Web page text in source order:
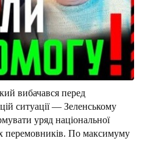
вибачався перед
ситуації — Зеленському
уряд національної
перемовників. По максимуму